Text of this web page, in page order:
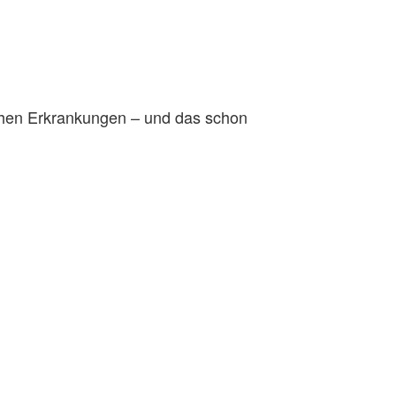
Erkrankungen – und das schon